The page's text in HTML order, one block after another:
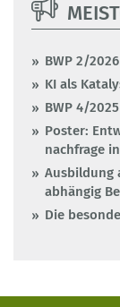
BWP 2/
KI als
BWP 4/
Poster:
nachfrage
Ausbildung
abhängig
Die